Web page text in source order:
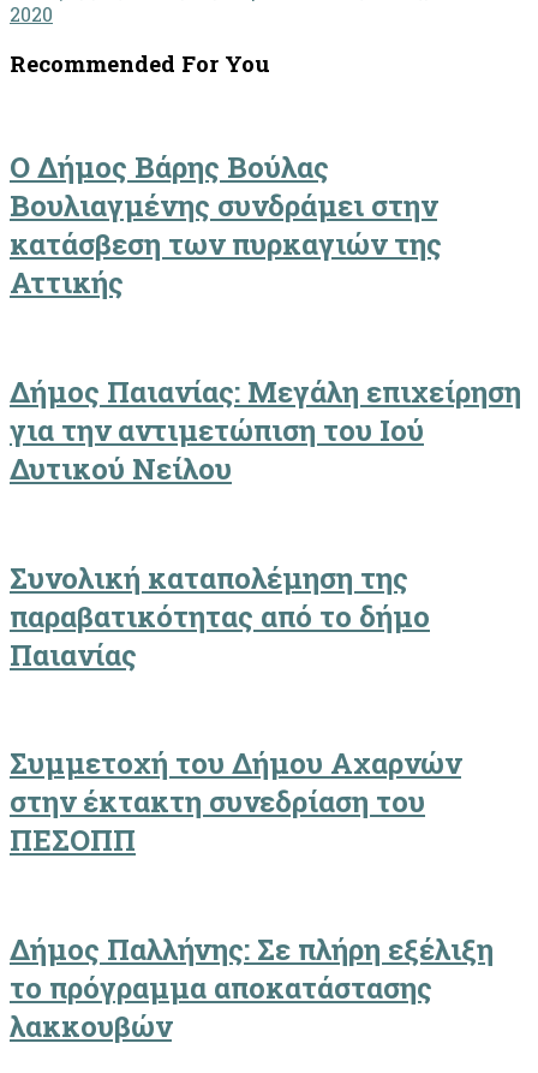
2020
Recommended For You
Ο Δήμος Βάρης Βούλας
Βουλιαγμένης συνδράμει στην
κατάσβεση των πυρκαγιών της
Αττικής
Δήμος Παιανίας: Μεγάλη επιχείρηση
για την αντιμετώπιση του Ιού
Δυτικού Νείλου
Συνολική καταπολέμηση της
παραβατικότητας από το δήμο
Παιανίας
Συμμετοχή του Δήμου Αχαρνών
στην έκτακτη συνεδρίαση του
ΠΕΣΟΠΠ
Δήμος Παλλήνης: Σε πλήρη εξέλιξη
το πρόγραμμα αποκατάστασης
λακκουβών